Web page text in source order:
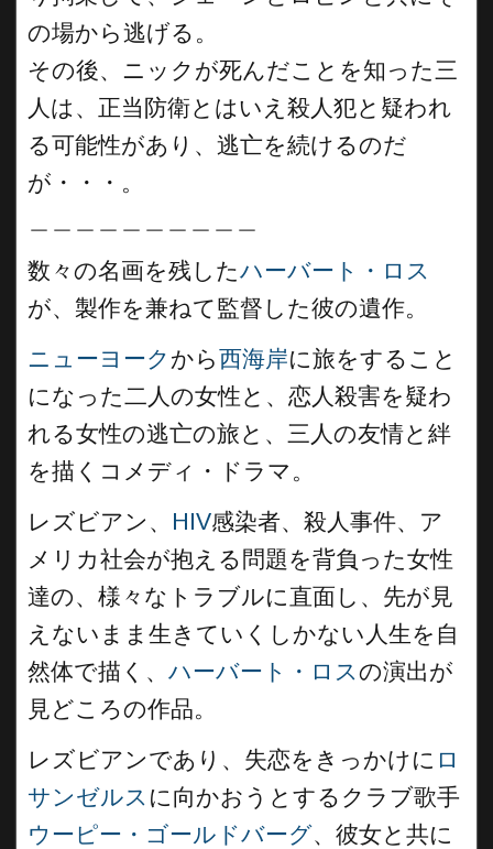
の場から逃げる。
その後、ニックが死んだことを知った三
人は、正当防衛とはいえ殺人犯と疑われ
る可能性があり、逃亡を続けるのだ
が・・・。
数々の名画を残したハーバート・ロス
が、製作を兼ねて監督した彼の遺作。
ニューヨーク から西海岸に旅をすること
になった二人の女性と、恋人殺害を疑わ
れる女性の逃亡の旅と、三人の友情と絆
を描くコメディ・ドラマ。
レズビアン、 HIV感染者、殺人事件、ア
メリカ社会が抱える問題を背負った女性
達の、様々なトラブルに直面し、先が見
えないまま生きていくしかない人生を自
然体で描く、 ハーバート・ロスの演出が
見どころの作品。
レズビアンであり、失恋をきっかけに ロ
サンゼルス に向かおうとするクラブ歌手
ウーピー・ゴールドバーグ、彼女と共に